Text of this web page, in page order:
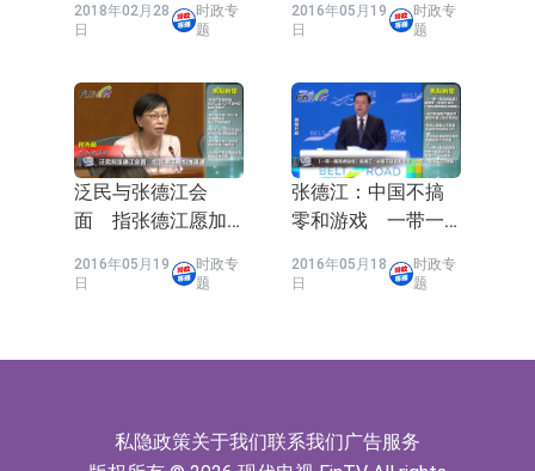
2018年02月28
日
时政专
题
2016年05月19
日
时政专
题
泛民与张德江会
面 指张德江愿加
2016年05月19
日
时政专
题
张德江：中国不搞
零和游戏 一带一
2016年05月18
日
时政专
题
私隐政策关于我们联系我们广告服务